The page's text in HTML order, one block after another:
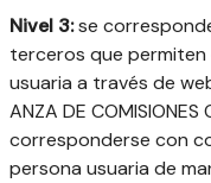
Nivel 3:se
terceros que permiten
usuaria a través de
ANZA DE
corresponderse con
persona usuaria de